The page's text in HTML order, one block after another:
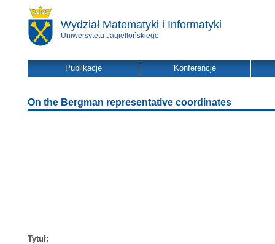
Wydział Matematyki i Informatyki
Uniwersytetu Jagiellońskiego
Publikacje Konferencje
On the Bergman representative coordinates
Tytuł: